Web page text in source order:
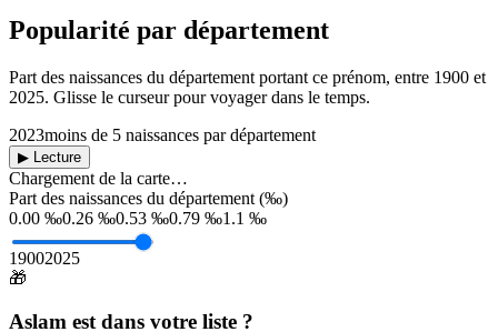
Popularité par département
Part des naissances du département portant ce prénom, entre 1900 et
2025. Glisse le curseur pour voyager dans le temps.
2023moins de 5 naissances par département
▶ Lecture
Chargement de la carte…
Part des naissances du département (‰)
0.00 ‰0.26 ‰0.53 ‰0.79 ‰1.1 ‰
19002025
🎁
Aslam est dans votre liste ?